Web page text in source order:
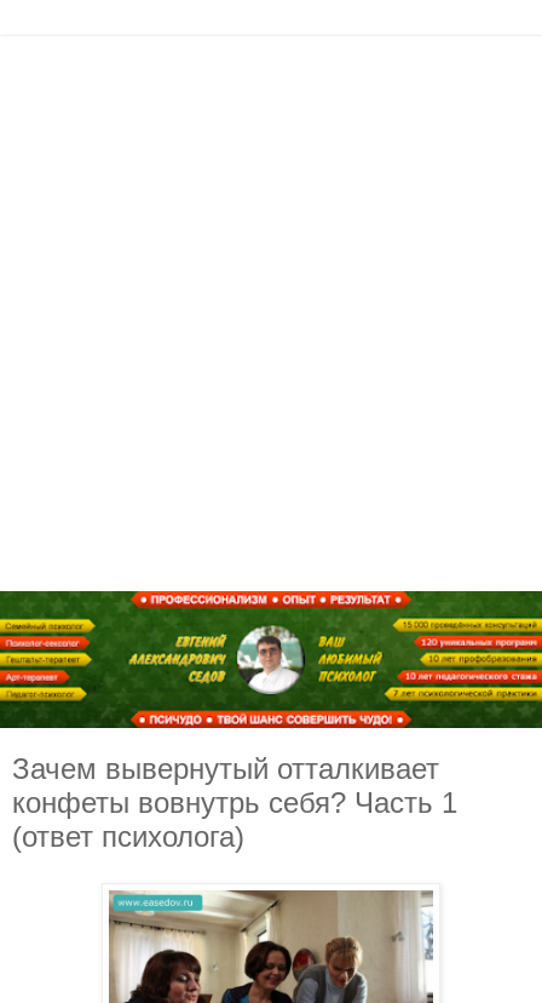
Зачем вывернутый отталкивает
конфеты вовнутрь себя? Часть 1
(ответ психолога)